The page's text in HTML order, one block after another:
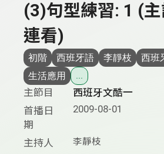
(3)句型練習: 1 (
連看)
初階 西班牙語 李靜枝 西班
生活應用
...
主節目
西班牙文酷一
首播日
期
2009-08-01
主持人 李靜枝